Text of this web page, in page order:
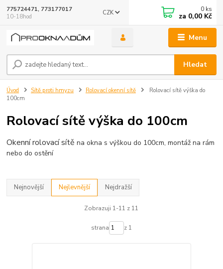
Menu
CZK
Hledat
775724471, 773177017
10-18hod
0 ks
za 0,00 Kč
Úvod Sítě proti hmyzu Rolovací okenní sítě
Rolovací sítě výška do
100cm
Rolovací sítě výška do 100cm
Okenní rolovací sítěna okna s výškou do 100cm, montáž na rám
nebo do ostění
Nejnovější Nejlevnější Nejdražší
Zobrazuji 1-11 z 11
strana z 1